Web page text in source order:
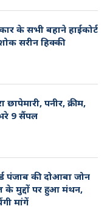
के सभी बहाने हाईकोर्ट
सरीन हिक्की
छापेमारी, पनीर, क्रीम,
9 सैंपल
पंजाब की दोआबा जोन
मुद्दों पर हुआ मंथन,
मांगें